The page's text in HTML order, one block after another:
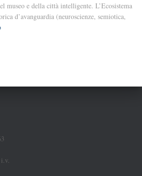
museo e della città intelligente. L’Ecosistema
d’avanguardia (neuroscienze, semiotica,